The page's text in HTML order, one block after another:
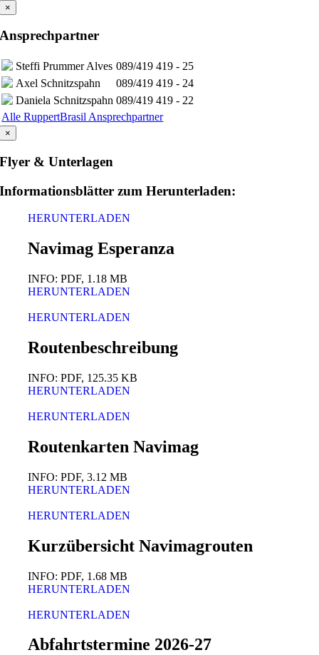
×
Ansprechpartner
Steffi Prummer Alves 089/419 419 - 25
Axel Schnitzspahn
089/419 419 - 24
Daniela Schnitzspahn 089/419 419 - 22
Alle RuppertBrasil Ansprechpartner
×
Flyer & Unterlagen
Informationsblätter zum Herunterladen:
HERUNTERLADEN
Navimag Esperanza
INFO: PDF, 1.18 MB
HERUNTERLADEN
HERUNTERLADEN
Routenbeschreibung
INFO: PDF, 125.35 KB
HERUNTERLADEN
HERUNTERLADEN
Routenkarten Navimag
INFO: PDF, 3.12 MB
HERUNTERLADEN
HERUNTERLADEN
Kurzübersicht Navimagrouten
INFO: PDF, 1.68 MB
HERUNTERLADEN
HERUNTERLADEN
Abfahrtstermine 2026-27